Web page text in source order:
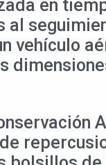
en
vehículo